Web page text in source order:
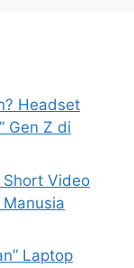
Headset
Gen Z di
Short Video
Laptop